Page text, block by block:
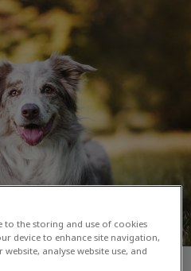
to the storing and use of cookies
device to enhance site navigation,
analyse website use, and